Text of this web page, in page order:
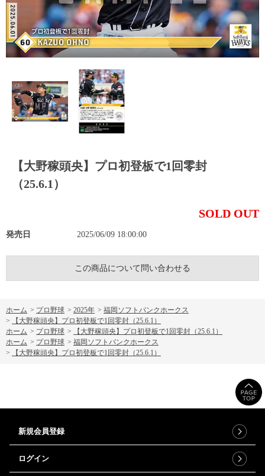
【大野稼頭央】プロ初登板で1回零封
（25.6.1）
SOLD OUT
発売日 2025/06/09 18:00:00
この商品について問い合わせる
ホーム > プロ野球 > 2025年 > 福岡ソフトバンクホークス
>
【大野稼頭央】プロ初登板で1回零封（25.6.1）
ホーム > プロ野球 >
【大野稼頭央】プロ初登板で1回零封（25.6.1）
ホーム > プロ野球 > 福岡ソフトバンクホークス
>
【大野稼頭央】プロ初登板で1回零封（25.6.1）
新規会員登録
ログイン